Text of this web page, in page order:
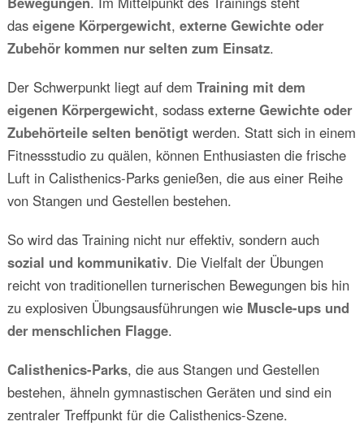
das eigene Körpergewicht, externe Gewichte oder
Zubehör kommen nur selten zum Einsatz.
Der Schwerpunkt liegt auf dem Training mit dem
eigenen Körpergewicht, sodass externe Gewichte oder
Zubehörteile selten benötigt werden. Statt sich in einem
Fitnessstudio zu quälen, können Enthusiasten die frische
Luft in Calisthenics-Parks genießen, die aus einer Reihe
von Stangen und Gestellen bestehen.
So wird das Training nicht nur effektiv, sondern auch
sozial und kommunikativ. Die Vielfalt der Übungen
reicht von traditionellen turnerischen Bewegungen bis hin
zu explosiven Übungsausführungen wie Muscle-ups und
der menschlichen Flagge.
Calisthenics-Parks, die aus Stangen und Gestellen
bestehen, ähneln gymnastischen Geräten und sind ein
zentraler Treffpunkt für die Calisthenics-Szene.